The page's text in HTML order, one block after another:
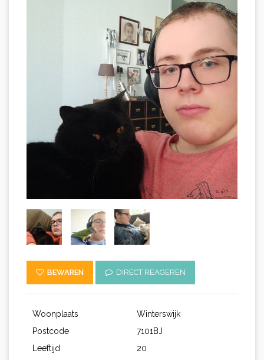
BEWAREN DIRECT REAGEREN
Woonplaats
Winterswijk
Postcode
7101BJ
Leeftijd
20